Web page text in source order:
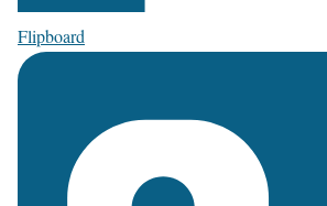
Flipboard